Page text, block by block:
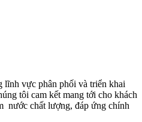
lĩnh vực phân phối và triển khai
tôi cam kết mang tới cho khách
nước chất lượng, đáp ứng chính